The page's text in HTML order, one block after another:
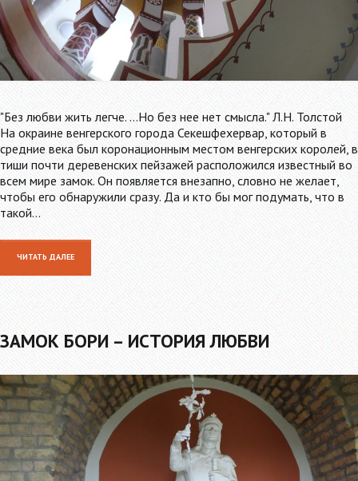
"Без любви жить легче. ...Но без нее нет смысла." Л.Н. Толстой
На окраине венгерского города Секешфехервар, который в
средние века был коронационным местом венгерских королей, в
тиши почти деревенских пейзажей расположился известный во
всем мире замок. Он появляется внезапно, словно не желает,
чтобы его обнаружили сразу. Да и кто бы мог подумать, что в
такой…
ЧИТАТЬ ДАЛЕЕ
ЗАМОК БОРИ – ИСТОРИЯ ЛЮБВИ